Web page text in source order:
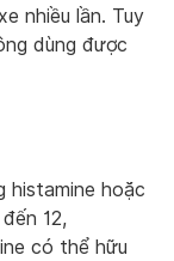
nhiều lần. Tuy
dùng được
histamine hoặc
12,
có thể hữu